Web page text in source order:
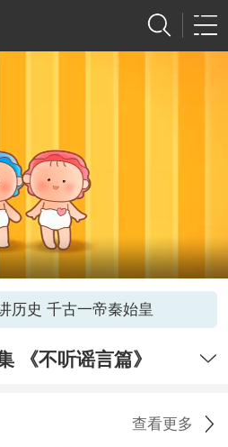
历史 千古一帝秦始皇
《不听谣言篇》
查看更多